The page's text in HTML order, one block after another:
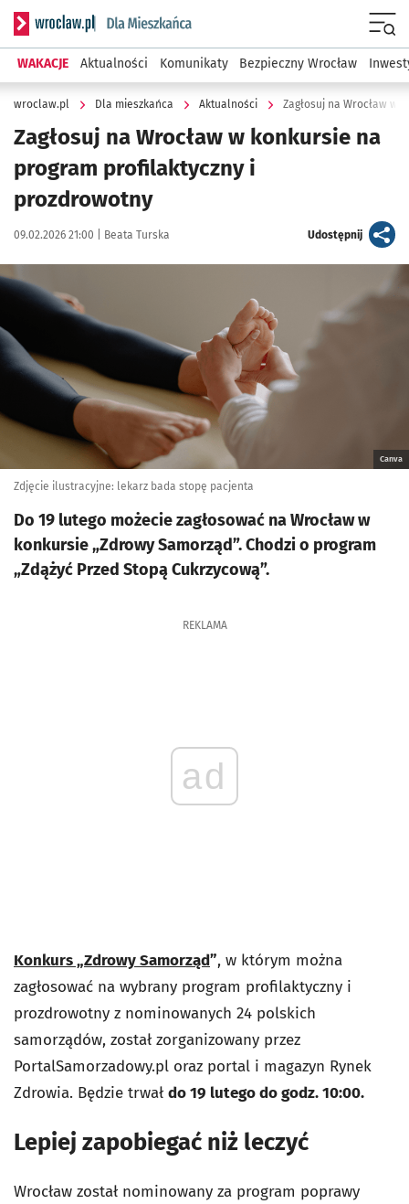
Serwis informacyjny wroclaw.pl podserwis: Dla mieszkańca
WAKACJE Aktualności Komunikaty Bezpieczny Wrocław
wroclaw.pl Dla mieszkańca Aktualności Zagłosuj na Wrocław w
Zagłosuj na Wrocław w konkursie na
program profilaktyczny i
prozdrowotny
Data publikacji:
09.02.2026 21:00 | Autor:
Beata Turska Udostępnijartykuł
Kliknij, aby powiększyć
Canva
Zdjęcie ilustracyjne: lekarz bada stopę pacjenta
Do 19 lutego możecie zagłosować na Wrocław w
konkursie „Zdrowy Samorząd”. Chodzi o program
„Zdążyć Przed Stopą Cukrzycową”.
REKLAMA
ad
Konkurs „Zdrowy Samorząd”, w którym można
zagłosować na wybrany program profilaktyczny i
prozdrowotny z nominowanych 24 polskich
samorządów, został zorganizowany przez
PortalSamorzadowy.pl oraz portal i magazyn Rynek
Zdrowia. Będzie trwałdo 19 lutego do godz. 10:00.
Lepiej zapobiegać niż leczyć
Wrocław został nominowany za program poprawy